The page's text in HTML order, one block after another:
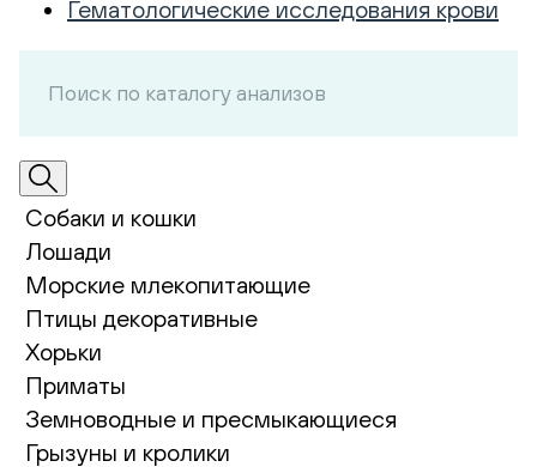
Гематологические исследования крови
Собаки и кошки
Лошади
Морские млекопитающие
Птицы декоративные
Хорьки
Приматы
Земноводные и пресмыкающиеся
Грызуны и кролики